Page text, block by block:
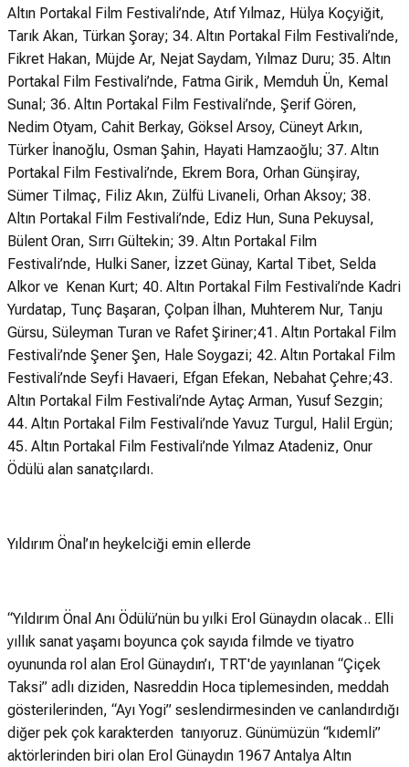
Altın Portakal Film Festivali’nde, Atıf Yılmaz, Hülya Koçyiğit,
Tarık Akan, Türkan Şoray; 34. Altın Portakal Film Festivali’nde,
Fikret Hakan, Müjde Ar, Nejat Saydam, Yılmaz Duru; 35. Altın
Portakal Film Festivali’nde, Fatma Girik, Memduh Ün, Kemal
Sunal; 36. Altın Portakal Film Festivali’nde, Şerif Gören,
Nedim Otyam, Cahit Berkay, Göksel Arsoy, Cüneyt Arkın,
Türker İnanoğlu, Osman Şahin, Hayati Hamzaoğlu; 37. Altın
Portakal Film Festivali’nde, Ekrem Bora, Orhan Günşiray,
Sümer Tilmaç, Filiz Akın, Zülfü Livaneli, Orhan Aksoy; 38.
Altın Portakal Film Festivali’nde, Ediz Hun, Suna Pekuysal,
Bülent Oran, Sırrı Gültekin; 39. Altın Portakal Film
Festivali’nde, Hulki Saner, İzzet Günay, Kartal Tibet, Selda
Alkor ve Kenan Kurt; 40. Altın Portakal Film Festivali’nde Kadri
Yurdatap, Tunç Başaran, Çolpan İlhan, Muhterem Nur, Tanju
Gürsu, Süleyman Turan ve Rafet Şiriner;41. Altın Portakal Film
Festivali’nde Şener Şen, Hale Soygazi; 42. Altın Portakal Film
Festivali’nde Seyfi Havaeri, Efgan Efekan, Nebahat Çehre;43.
Altın Portakal Film Festivali’nde Aytaç Arman, Yusuf Sezgin;
44. Altın Portakal Film Festivali’nde Yavuz Turgul, Halil Ergün;
45. Altın Portakal Film Festivali’nde Yılmaz Atadeniz, Onur
Ödülü alan sanatçılardı.
Yıldırım Önal’ın heykelciği emin ellerde
“Yıldırım Önal Anı Ödülü’nün bu yılki Erol Günaydın olacak.. Elli
yıllık sanat yaşamı boyunca çok sayıda filmde ve tiyatro
oyununda rol alan Erol Günaydın’ı, TRT'de yayınlanan “Çiçek
Taksi” adlı diziden, Nasreddin Hoca tiplemesinden, meddah
gösterilerinden, “Ayı Yogi” seslendirmesinden ve canlandırdığı
diğer pek çok karakterden tanıyoruz. Günümüzün “kıdemli”
aktörlerinden biri olan Erol Günaydın 1967 Antalya Altın